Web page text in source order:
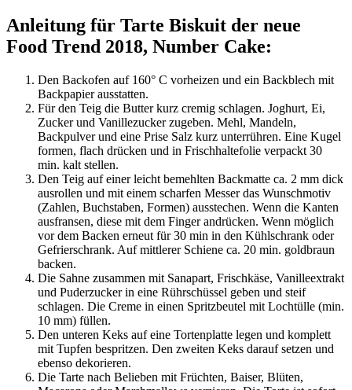
Anleitung für Tarte Biskuit der neue
Food Trend 2018, Number Cake:
Den Backofen auf 160° C vorheizen und ein Backblech mit
Backpapier ausstatten.
Für den Teig die Butter kurz cremig schlagen. Joghurt, Ei,
Zucker und Vanillezucker zugeben. Mehl, Mandeln,
Backpulver und eine Prise Salz kurz unterrühren. Eine Kugel
formen, flach drücken und in Frischhaltefolie verpackt 30
min. kalt stellen.
Den Teig auf einer leicht bemehlten Backmatte ca. 2 mm dick
ausrollen und mit einem scharfen Messer das Wunschmotiv
(Zahlen, Buchstaben, Formen) ausstechen. Wenn die Kanten
ausfransen, diese mit dem Finger andrücken. Wenn möglich
vor dem Backen erneut für 30 min in den Kühlschrank oder
Gefrierschrank. Auf mittlerer Schiene ca. 20 min. goldbraun
backen.
Die Sahne zusammen mit Sanapart, Frischkäse, Vanilleextrakt
und Puderzucker in eine Rührschüssel geben und steif
schlagen. Die Creme in einen Spritzbeutel mit Lochtülle (min.
10 mm) füllen.
Den unteren Keks auf eine Tortenplatte legen und komplett
mit Tupfen bespritzen. Den zweiten Keks darauf setzen und
ebenso dekorieren.
Die Tarte nach Belieben mit Früchten, Baiser, Blüten,